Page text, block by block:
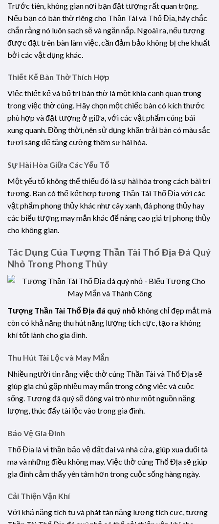
Trước tiên, không gian nơi bạn đặt tượng rất quan trọng.
Nếu bạn có bàn thờ riêng cho Thần Tài và Thổ Địa, hãy chắc
chắn rằng nó luôn sạch sẽ và ngăn nắp. Ngoài ra, nếu tượng
được đặt trên bàn làm việc, cần đảm bảo không bị che khuất
bởi các vật dụng khác.
Thiết Kế Bàn Thờ Thích Hợp
Việc thiết kế và bố trí bàn thờ là một khía cạnh quan trọng
trong việc thờ cúng. Hãy chọn một chiếc bàn có kích thước
phù hợp và đặt tượng ở giữa, với các vật phẩm cúng bái
xung quanh. Đồng thời, nên sử dụng khăn trải bàn có màu sắc
tươi sáng để tăng cường thêm sự hài hòa.
Sự Hài Hòa Giữa Các Yếu Tố
Một yếu tố không thể thiếu đó là sự hài hòa trong cách bài trí
tượng. Bạn có thể kết hợp tượng Thần Tài Thổ Địa với các
vật phẩm phong thủy khác như cây xanh, đá phong thủy hay
các biểu tượng may mắn khác để nâng cao giá trị phong thủy
cho không gian.
Tác Dụng Của Tượng Thần Tài Thổ Địa Đá Quý
Nhỏ Trong Phong Thủy
Tượng Thần Tài Thổ Địa đá quý nhỏ không chỉ đẹp mắt mà
còn có khả năng thu hút năng lượng tích cực, tạo ra không
khí tốt lành cho gia đình.
Thu Hút Tài Lộc và May Mắn
Nhiều người tin rằng việc thờ cúng Thần Tài và Thổ Địa sẽ
giúp gia chủ gặp nhiều may mắn trong công việc và cuộc
sống. Tượng đá quý sẽ đóng vai trò như một nguồn năng
lượng, thúc đẩy tài lộc vào trong gia đình.
Bảo Vệ Gia Đình
Thổ Địa là vị thần bảo vệ đất đai và nhà cửa, giúp xua đuổi tà
ma và những điều không may. Việc thờ cúng Thổ Địa sẽ giúp
gia đình cảm thấy yên tâm hơn trong cuộc sống hàng ngày.
Cải Thiện Vận Khí
Với khả năng tích tụ và phát tán năng lượng tích cực, tượng